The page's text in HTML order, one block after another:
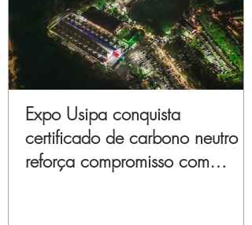
Expo Usipa conquista
certificado de carbono neutro e
reforça compromisso com